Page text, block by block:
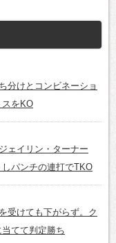
分けとコンビネーショ
スをKO
ェイリン・ターナー
パンチの連打でTKO
受けても下がらず。ク
てて判定勝ち